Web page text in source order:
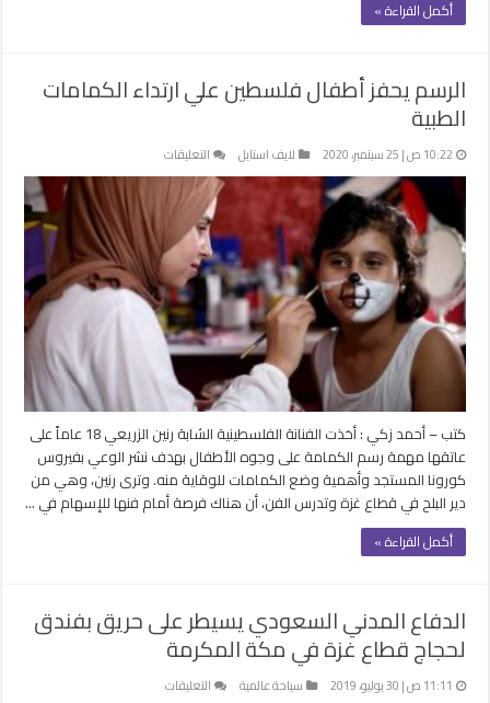
أكمل القراءة »
الرسم يحفز أطفال فلسطين علي ارتداء الكمامات
الطبية
10:22 ص | 25 سبتمبر، 2020 لايف استايل التعليقات
الرسم
يحفز
أطفال
فلسطين
علي
ارتداء
الكمامات
الطبية
كتب – أحمد زكي : أخذت الفنانة الفلسطينية الشابة رنين الزريعي 18 عاماً على
عاتقها مهمة رسم الكمامة على وجوه الأطفال بهدف نشر الوعي بفيروس
كورونا المستجد وأهمية وضع الكمامات للوقاية منه. وترى رنين، وهي من
دير البلح في قطاع غزة وتدرس الفن، أن هناك فرصة أمام فنها للإسهام في …
أكمل القراءة »
الدفاع المدني السعودي يسيطر على حريق بفندق
لحجاج قطاع غزة في مكة المكرمة
11:11 ص | 30 يوليو، 2019 سياحة عالمية التعليقات